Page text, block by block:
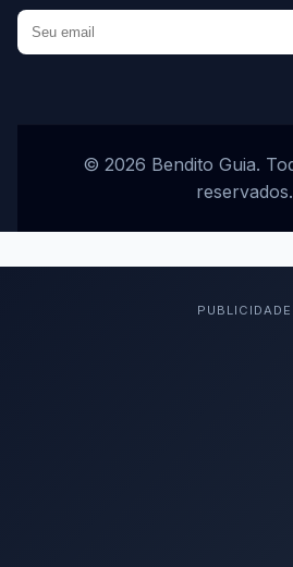
© 2026 Bendito Guia.
reservados.